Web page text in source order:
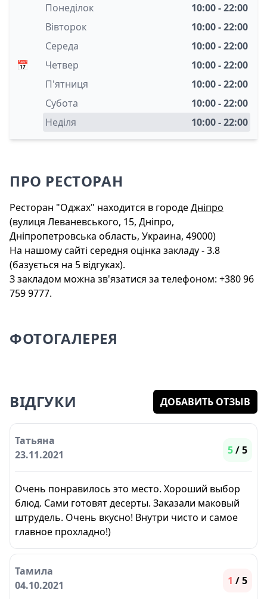
📅
Понеділок
10:00 - 22:00
Вівторок
10:00 - 22:00
Середа
10:00 - 22:00
Четвер
10:00 - 22:00
П'ятниця
10:00 - 22:00
Субота
10:00 - 22:00
Неділя
10:00 - 22:00
ПРО РЕСТОРАН
Ресторан "Оджах" находится в городеДніпро
(вулиця Леваневського, 15, Дніпро,
Дніпропетровська область, Украина, 49000)
На нашому сайті середня оцінка закладу - 3.8
(базується на 5 відгуках).
З закладом можна зв'язатися за телефоном: +380 96
759 9777.
ФОТОГАЛЕРЕЯ
ВІДГУКИ ДОБАВИТЬ ОТЗЫВ
Татьяна
23.11.2021
5/ 5
Очень понравилось это место. Хороший выбор
блюд. Сами готовят десерты. Заказали маковый
штрудель. Очень вкусно! Внутри чисто и самое
главное прохладно!)
Тамила
04.10.2021
1 / 5